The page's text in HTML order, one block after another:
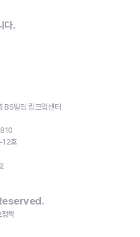
다.
BS빌딩 링크업센터
12호
정책